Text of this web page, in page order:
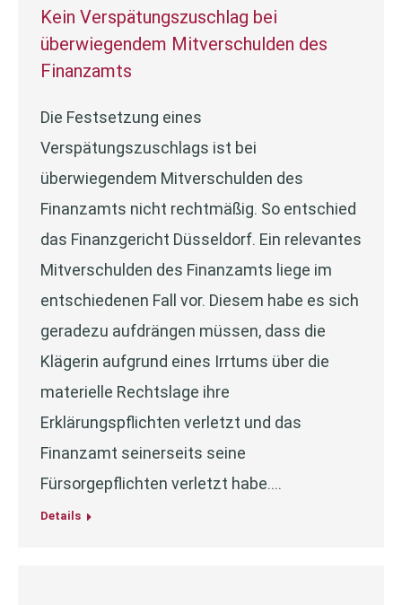
Kein Verspätungszuschlag bei
überwiegendem Mitverschulden des
Finanzamts
Die Festsetzung eines
Verspätungszuschlags ist bei
überwiegendem Mitverschulden des
Finanzamts nicht rechtmäßig. So entschied
das Finanzgericht Düsseldorf. Ein relevantes
Mitverschulden des Finanzamts liege im
entschiedenen Fall vor. Diesem habe es sich
geradezu aufdrängen müssen, dass die
Klägerin aufgrund eines Irrtums über die
materielle Rechtslage ihre
Erklärungspflichten verletzt und das
Finanzamt seinerseits seine
Fürsorgepflichten verletzt habe.…
Details